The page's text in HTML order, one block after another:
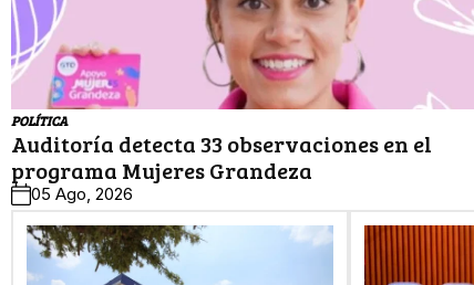
POLÍTICA
Auditoría detecta 33 observaciones en el
programa Mujeres Grandeza
05 Ago, 2026